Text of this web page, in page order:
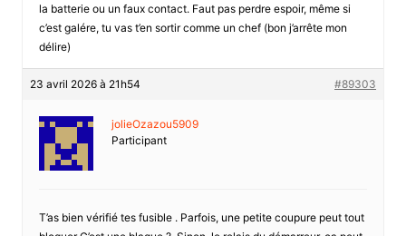
la batterie ou un faux contact. Faut pas perdre espoir, même si
c’est galére, tu vas t’en sortir comme un chef (bon j’arrête mon
délire)
23 avril 2026 à 21h54 #89303
jolieOzazou5909
Participant
T’as bien vérifié tes fusible . Parfois, une petite coupure peut tout